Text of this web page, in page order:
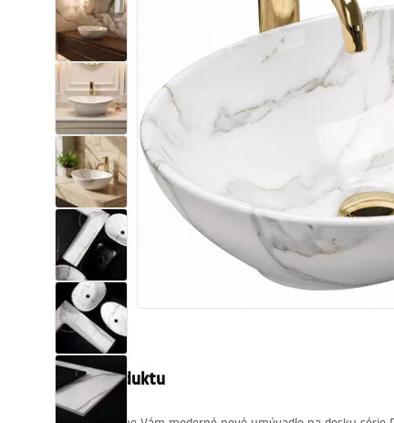
Sanitárna keramika
Umývadlá
Vaňa so zástenou
Batérie
Sprchy
Kuchyňa
Kúpeľňové doplnky a nábytok
Popis produktu